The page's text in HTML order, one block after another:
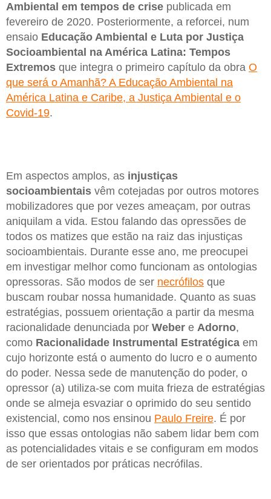
Ambiental em tempos de crise publicada em
fevereiro de 2020. Posteriormente, a reforcei, num
ensaio Educação Ambiental e Luta por Justiça
Socioambiental na América Latina: Tempos
Extremos que integra o primeiro capítulo da obra O
que será o Amanhã? A Educação Ambiental na
América Latina e Caribe, a Justiça Ambiental e o
Covid-19.
Em aspectos amplos, as injustiças
socioambientais vêm cotejadas por outros motores
mobilizadores que por vezes ameaçam, por outras
aniquilam a vida. Estou falando das opressões de
todos os matizes que estão na raiz das injustiças
socioambientais. Durante esse ano, me preocupei
em investigar melhor como funcionam as ontologias
opressoras. São modos de ser necrófilos que
buscam roubar nossa humanidade. Quanto as suas
estratégias, possuem orientação a partir da mesma
racionalidade denunciada por Weber e Adorno,
como Racionalidade Instrumental Estratégica em
cujo horizonte está o aumento do lucro e o aumento
do poder. Nessa sede de manutenção do poder, o
opressor (a) utiliza-se com muita frieza de estratégias
onde se almeja esvaziar o oprimido do seu sentido
existencial, como nos ensinou Paulo Freire. É por
isso que essas ontologias não sabem lidar bem com
as potencialidades vitais e se configuram em modos
de ser orientados por práticas necrófilas.